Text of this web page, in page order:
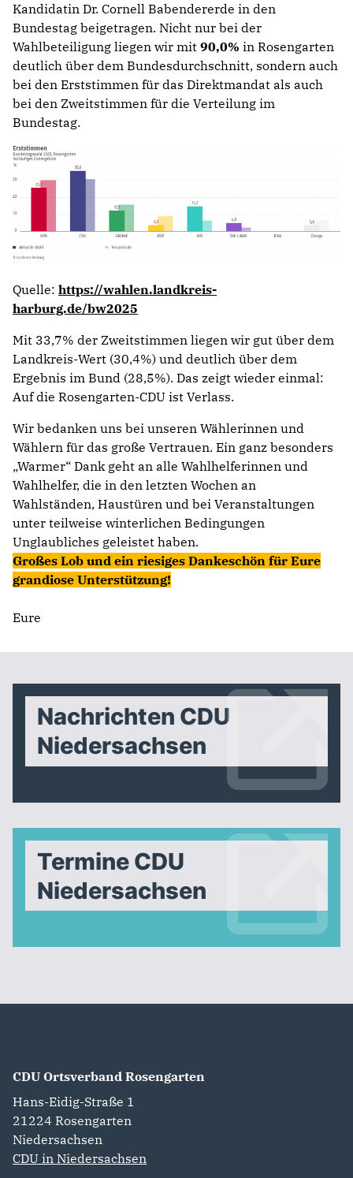
Kandidatin Dr. Cornell Babendererde in den
Bundestag beigetragen. Nicht nur bei der
Wahlbeteiligung liegen wir mit 90,0% in Rosengarten
deutlich über dem Bundesdurchschnitt, sondern auch
bei den Erststimmen für das Direktmandat als auch
bei den Zweitstimmen für die Verteilung im
Bundestag.
Quelle: https://wahlen.landkreis-
harburg.de/bw2025
Mit 33,7% der Zweitstimmen liegen wir gut über dem
Landkreis-Wert (30,4%) und deutlich über dem
Ergebnis im Bund (28,5%). Das zeigt wieder einmal:
Auf die Rosengarten-CDU ist Verlass.
Wir bedanken uns bei unseren Wählerinnen und
Wählern für das große Vertrauen. Ein ganz besonders
„Warmer“ Dank geht an alle Wahlhelferinnen und
Wahlhelfer, die in den letzten Wochen an
Wahlständen, Haustüren und bei Veranstaltungen
unter teilweise winterlichen Bedingungen
Unglaubliches geleistet haben.
Großes Lob und ein riesiges Dankeschön für Eure
grandiose Unterstützung!
Eure
Nachrichten CDU
Niedersachsen
Termine CDU
Niedersachsen
CDU Ortsverband Rosengarten
Hans-Eidig-Straße 1
21224 Rosengarten
Niedersachsen
CDU in Niedersachsen